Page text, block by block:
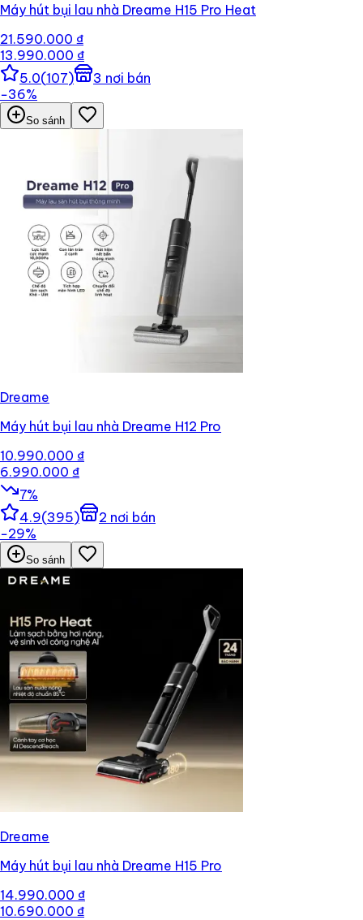
Máy hút bụi lau nhà Dreame H15 Pro Heat
21.590.000 ₫
13.990.000 ₫
5.0(107) 3 nơi bán
−36%
So sánh
Dreame
Máy hút bụi lau nhà Dreame H12 Pro
10.990.000 ₫
6.990.000 ₫
7%
4.9(395) 2 nơi bán
−29%
So sánh
Dreame
Máy hút bụi lau nhà Dreame H15 Pro
14.990.000 ₫
10.690.000 ₫